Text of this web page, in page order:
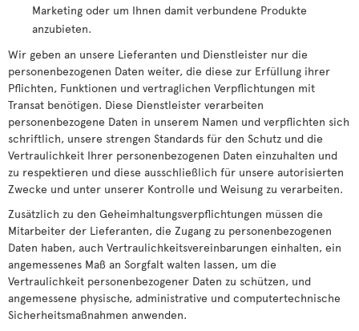
Marketing oder um Ihnen damit verbundene Produkte
anzubieten.
Wir geben an unsere Lieferanten und Dienstleister nur die
personenbezogenen Daten weiter, die diese zur Erfüllung ihrer
Pflichten, Funktionen und vertraglichen Verpflichtungen mit
Transat benötigen. Diese Dienstleister verarbeiten
personenbezogene Daten in unserem Namen und verpflichten sich
schriftlich, unsere strengen Standards für den Schutz und die
Vertraulichkeit Ihrer personenbezogenen Daten einzuhalten und
zu respektieren und diese ausschließlich für unsere autorisierten
Zwecke und unter unserer Kontrolle und Weisung zu verarbeiten.
Zusätzlich zu den Geheimhaltungsverpflichtungen müssen die
Mitarbeiter der Lieferanten, die Zugang zu personenbezogenen
Daten haben, auch Vertraulichkeitsvereinbarungen einhalten, ein
angemessenes Maß an Sorgfalt walten lassen, um die
Vertraulichkeit personenbezogener Daten zu schützen, und
angemessene physische, administrative und computertechnische
Sicherheitsmaßnahmen anwenden.